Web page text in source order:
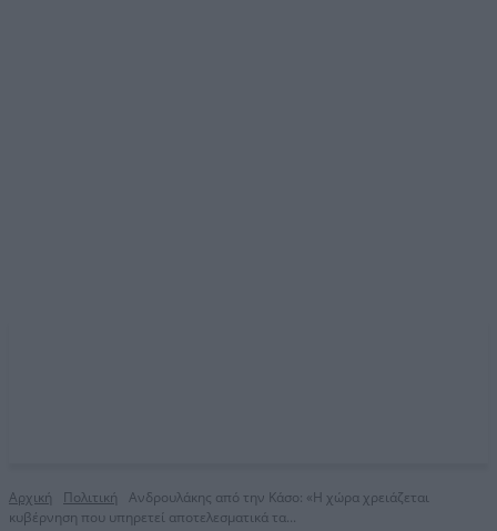
Αρχική Πολιτική
Ανδρουλάκης από την Κάσο: «Η χώρα χρειάζεται
κυβέρνηση που υπηρετεί αποτελεσματικά τα...